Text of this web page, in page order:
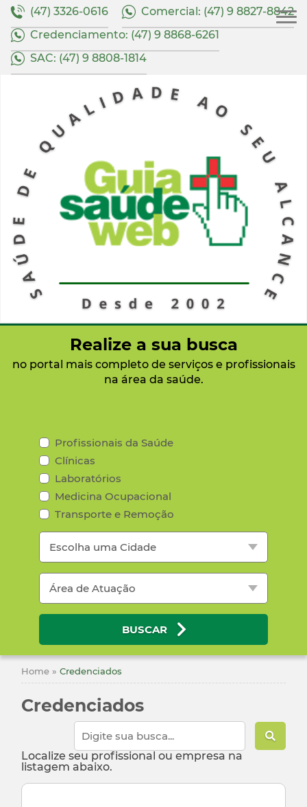
(47) 3326-0616
Comercial: (47) 9 8827-8842
Credenciamento: (47) 9 8868-6261
SAC: (47) 9 8808-1814
Realize a sua busca
no portal mais completo de serviços e profissionais
na área da saúde.
Profissionais da Saúde
Clínicas
Laboratórios
Medicina Ocupacional
Transporte e Remoção
Escolha uma Cidade
Área de Atuação
BUSCAR
Home » Credenciados
Credenciados
Localize seu profissional ou empresa na
listagem abaixo.